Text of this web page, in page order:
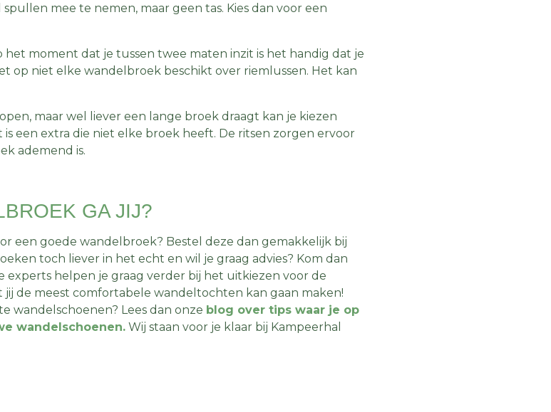
spullen mee te nemen, maar geen tas. Kies dan voor een
het moment dat je tussen twee maten inzit is het handig dat je
op niet elke wandelbroek beschikt over riemlussen. Het kan
maar wel liever een lange broek draagt kan je kiezen
een extra die niet elke broek heeft. De ritsen zorgen ervoor
ademend is.
GA JIJ?
een goede wandelbroek? Bestel deze dan gemakkelijk bij
toch liever in het echt en wil je graag advies? Kom dan
experts helpen je graag verder bij het uitkiezen voor de
de meest comfortabele wandeltochten kan gaan maken!
wandelschoenen? Lees dan onze blog over tips waar je op
wandelschoenen. Wij staan voor je klaar bij Kampeerhal